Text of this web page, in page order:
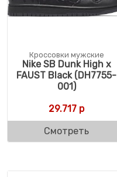
Кроссовки мужские
Nike SB Dunk High x
FAUST Black (DH7755-
001)
29.717 р
Смотреть